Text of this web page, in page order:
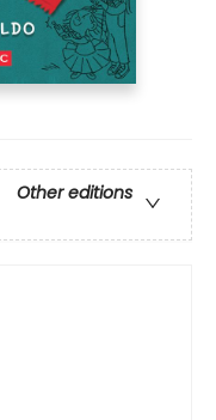
Other editions